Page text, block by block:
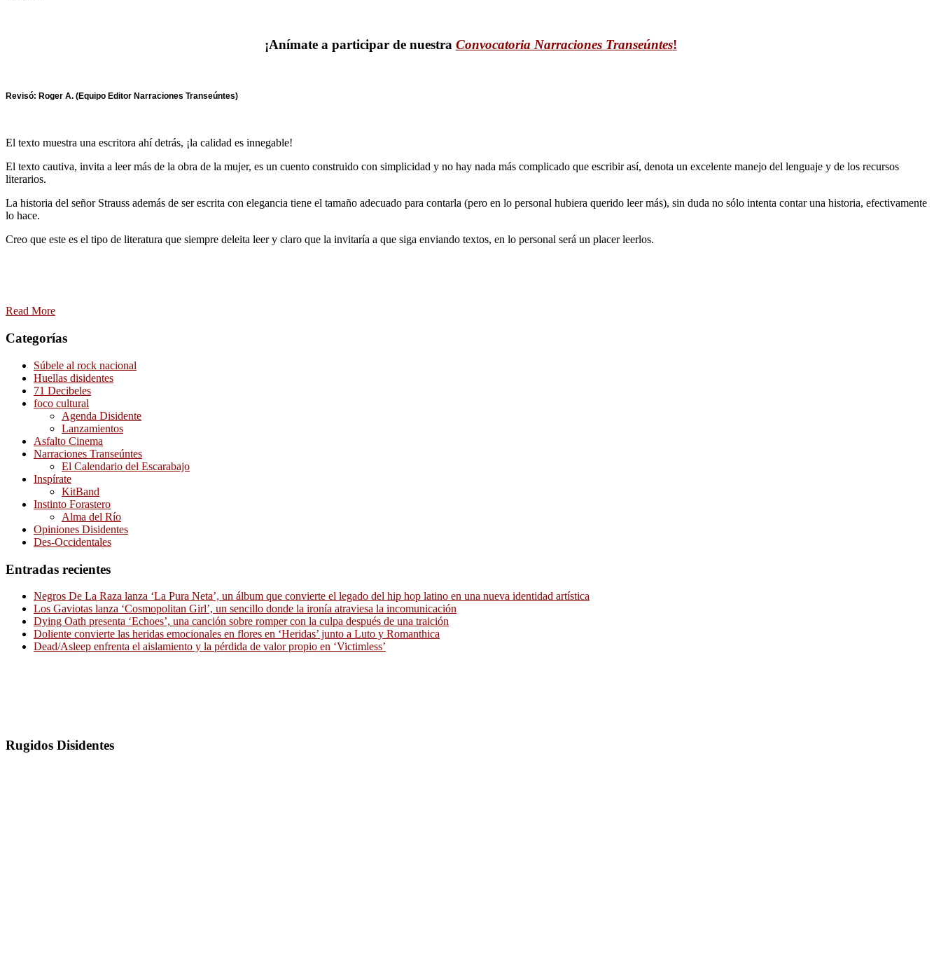
¡Anímate a participar de nuestra Convocatoria Narraciones Transeúntes!
Revisó: Roger A. (Equipo Editor Narraciones Transeúntes)
El texto muestra una escritora ahí detrás, ¡la calidad es innegable!
El texto cautiva, invita a leer más de la obra de la mujer, es un cuento construido con simplicidad y no hay nada más complicado que escribir así, denota un excelente manejo del lenguaje y de los recursos
literarios.
La historia del señor Strauss además de ser escrita con elegancia tiene el tamaño adecuado para contarla (pero en lo personal hubiera querido leer más), sin duda no sólo intenta contar una historia, efectivamente
lo hace.
Creo que este es el tipo de literatura que siempre deleita leer y claro que la invitaría a que siga enviando textos, en lo personal será un placer leerlos.
Read More
Categorías
Súbele al rock nacional
Huellas disidentes
71 Decibeles
foco cultural
Agenda Disidente
Lanzamientos
Asfalto Cinema
Narraciones Transeúntes
El Calendario del Escarabajo
Inspírate
KitBand
Instinto Forastero
Alma del Río
Opiniones Disidentes
Des-Occidentales
Entradas recientes
Negros De La Raza lanza ‘La Pura Neta’, un álbum que convierte el legado del hip hop latino en una nueva identidad artística
Los Gaviotas lanza ‘Cosmopolitan Girl’, un sencillo donde la ironía atraviesa la incomunicación
Dying Oath presenta ‘Echoes’, una canción sobre romper con la culpa después de una traición
Doliente convierte las heridas emocionales en flores en ‘Heridas’ junto a Luto y Romanthica
Dead/Asleep enfrenta el aislamiento y la pérdida de valor propio en ‘Victimless’
Rugidos Disidentes